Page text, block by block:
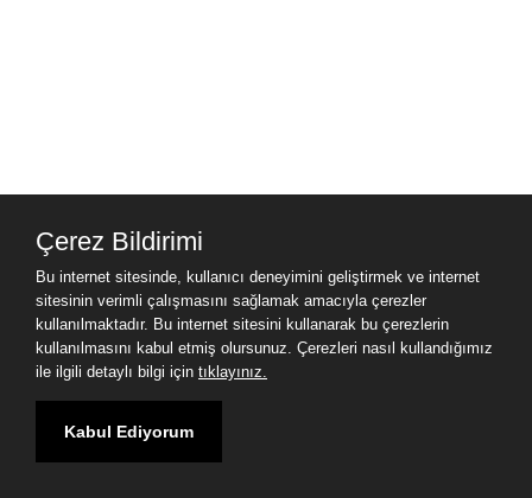
Çerez Bildirimi
Bu internet sitesinde, kullanıcı deneyimini geliştirmek ve internet
sitesinin verimli çalışmasını sağlamak amacıyla çerezler
kullanılmaktadır. Bu internet sitesini kullanarak bu çerezlerin
kullanılmasını kabul etmiş olursunuz. Çerezleri nasıl kullandığımız
ile ilgili detaylı bilgi için tıklayınız.
Kabul Ediyorum